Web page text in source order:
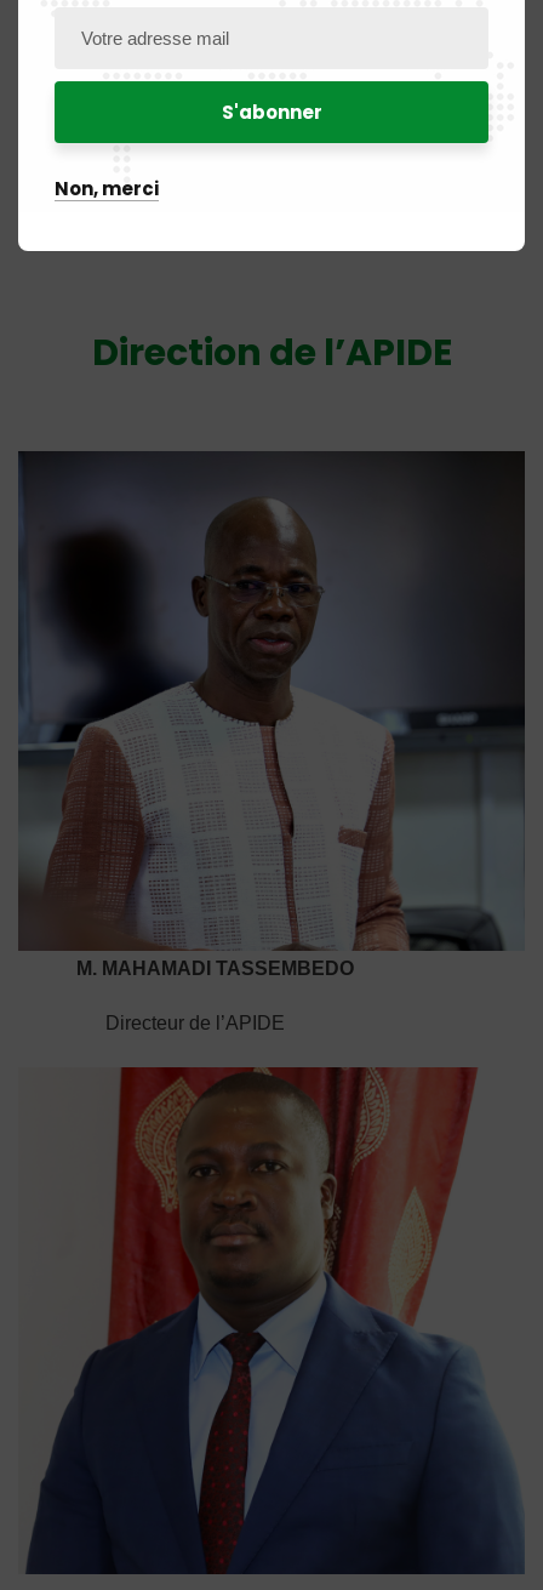
Direction de l’APIDE
M. MAHAMADI TASSEMBEDO
Directeur de l’APIDE
Non, merci